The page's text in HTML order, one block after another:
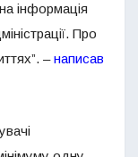
інформація
Про
–написав